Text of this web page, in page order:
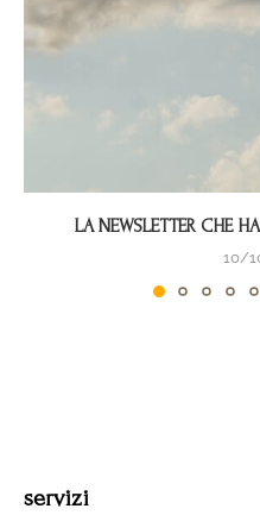
LA NEWSLETTER CHE
10/
servizi